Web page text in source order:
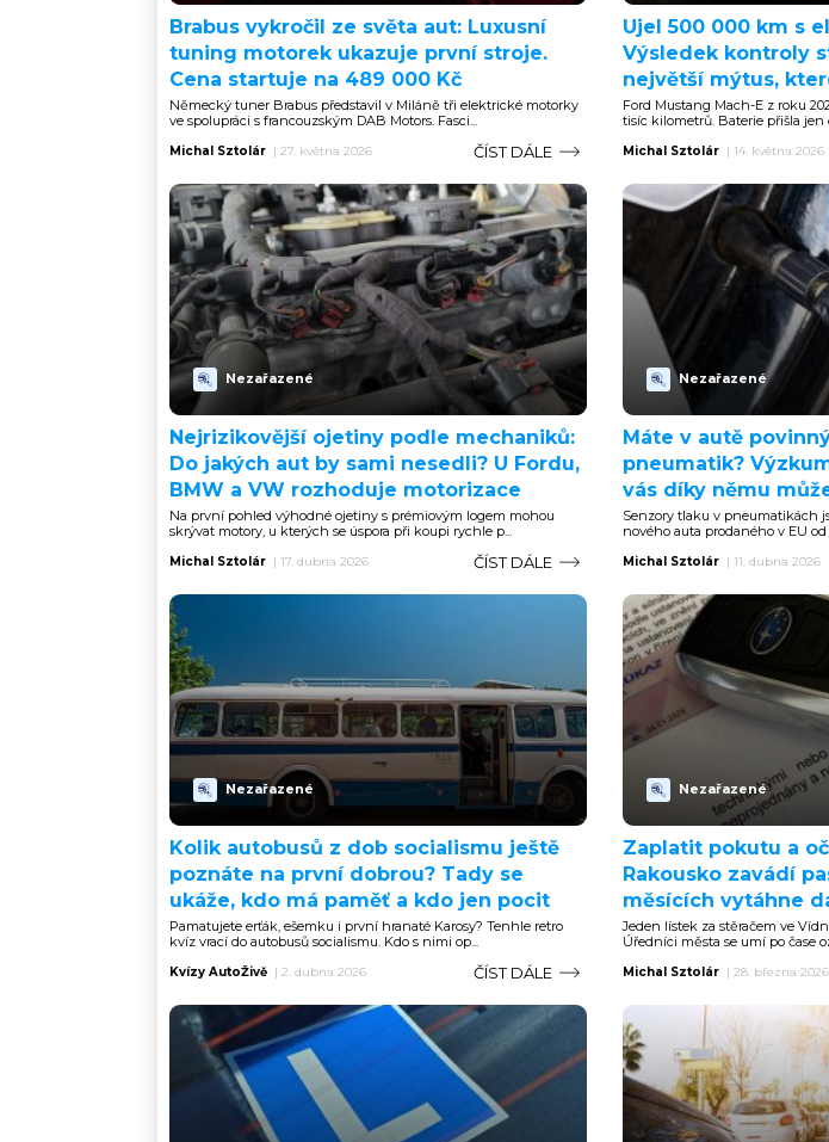
Brabus vykročil ze světa aut: Luxusní
tuning motorek ukazuje první stroje.
Cena startuje na 489 000 Kč
Německý tuner Brabus představil v Miláně tři elektrické motorky
ve spolupráci s francouzským DAB Motors. Fasci...
Michal Sztolár | 27. května 2026 ČÍST DÁLE
Ujel 500 000 km s
Výsledek kontroly
největší mýtus,
Ford Mustang Mach-E z roku
tisíc kilometrů. Baterie přišla jen
Michal Sztolár | 14. května 2026
Nezařazené
Nejrizikovější ojetiny podle mechaniků:
Do jakých aut by sami nesedli? U Fordu,
BMW a VW rozhoduje motorizace
Na první pohled výhodné ojetiny s prémiovým logem mohou
skrývat motory, u kterých se úspora při koupi rychle p...
Michal Sztolár | 17. dubna 2026 ČÍST DÁLE
Nezařazené
Máte v autě
pneumatik?
vás díky němu
Senzory tlaku v pneumatikách
nového auta prodaného v EU
Michal Sztolár | 11. dubna 2026
Nezařazené
Kolik autobusů z dob socialismu ještě
poznáte na první dobrou? Tady se
ukáže, kdo má paměť a kdo jen pocit
Pamatujete erťák, ešemku i první hranaté Karosy? Tenhle retro
kvíz vrací do autobusů socialismu. Kdo s nimi op...
Kvízy AutoŽivě | 2. dubna 2026 ČÍST DÁLE
Nezařazené
Zaplatit pokutu a
Rakousko zavádí
měsících vytáhne
Jeden lístek za stěračem ve
Úředníci města se umí po čase
Michal Sztolár | 28. března 2026